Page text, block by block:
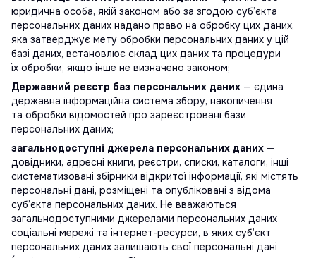
юридична особа, якій законом або за згодою суб’єкта
персональних даних надано право на обробку цих даних,
яка затверджує мету обробки персональних даних у цій
базі даних, встановлює склад цих даних та процедури
їх обробки, якщо інше не визначено законом;
Державний реєстр баз персональних даних — єдина
державна інформаційна система збору, накопичення
та обробки відомостей про зареєстровані бази
персональних даних;
загальнодоступні джерела персональних даних —
довідники, адресні книги, реєстри, списки, каталоги, інші
систематизовані збірники відкритої інформації, які містять
персональні дані, розміщені та опубліковані з відома
суб’єкта персональних даних. Не вважаються
загальнодоступними джерелами персональних даних
соціальні мережі та інтернет-ресурси, в яких суб’єкт
персональних даних залишають свої персональні дані